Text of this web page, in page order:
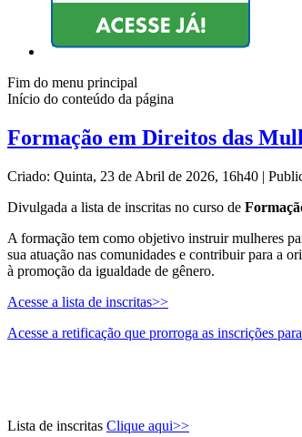
Fim do menu principal
Início do conteúdo da página
Formação em Direitos das
Criado: Quinta, 23 de Abril de 2026, 16h40 |
Divulgada a lista de inscritas no curso de
A formação tem como objetivo instruir mulheres
sua atuação nas comunidades e contribuir para a
à promoção da igualdade de gênero.
Acesse a lista de inscritas>>
Acesse a retificação que prorroga as inscrições
Lista de inscritas Clique aqui>>